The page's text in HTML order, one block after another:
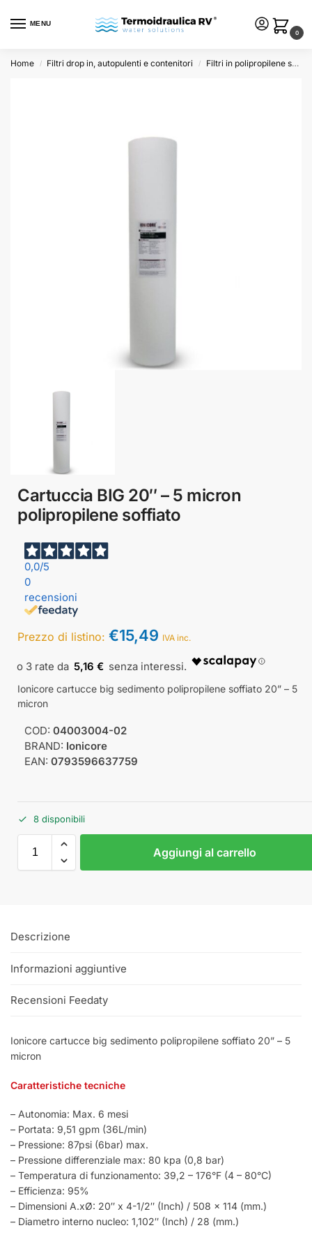
MENU
0
Home / Filtri drop in, autopulenti e contenitori / Filtri in polipropilene soffiato
Cartuccia BIG 20″ – 5 micron
polipropilene soffiato
0,0/5
0
recensioni
Prezzo di listino: €15,49 IVA inc.
5,16 €
Ionicore cartucce big sedimento polipropilene soffiato 20” – 5
micron
COD: 04003004-02
BRAND: Ionicore
EAN: 0793596637759
8 disponibili
Aggiungi al carrello
Descrizione
Informazioni aggiuntive
Recensioni Feedaty
Ionicore cartucce big sedimento polipropilene soffiato 20” – 5
micron
Caratteristiche tecniche
– Autonomia: Max. 6 mesi
– Portata: 9,51 gpm (36L/min)
– Pressione: 87psi (6bar) max.
– Pressione differenziale max: 80 kpa (0,8 bar)
– Temperatura di funzionamento: 39,2 – 176°F (4 – 80°C)
– Efficienza: 95%
– Dimensioni A.xØ: 20″ x 4-1/2″ (Inch) / 508 x 114 (mm.)
– Diametro interno nucleo: 1,102″ (Inch) / 28 (mm.)